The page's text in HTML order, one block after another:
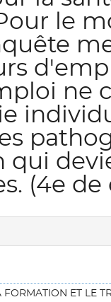
le
ne
qui
(4e
ET LE